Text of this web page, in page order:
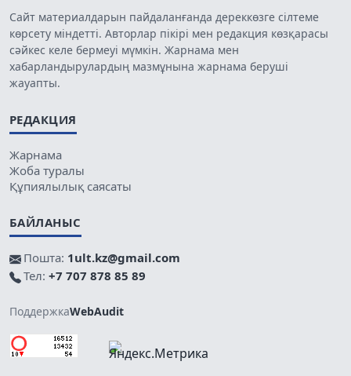
Сайт материалдарын пайдаланғанда дереккөзге сілтеме
көрсету міндетті. Авторлар пікірі мен редакция көзқарасы
сәйкес келе бермеуі мүмкін. Жарнама мен
хабарландырулардың мазмұнына жарнама беруші
жауапты.
РЕДАКЦИЯ
Жарнама
Жоба туралы
Құпиялылық саясаты
БАЙЛАНЫС
Пошта: 1ult.kz@gmail.com
Тел: +7 707 878 85 89
ПоддержкаWebAudit